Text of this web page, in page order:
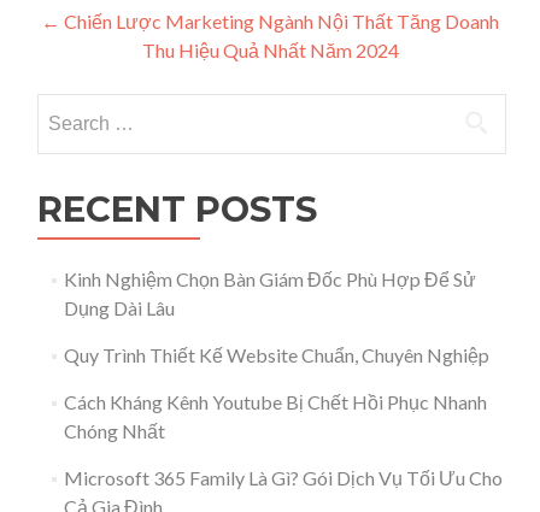
Post navigation
← Chiến Lược Marketing Ngành Nội Thất Tăng Doanh
Thu Hiệu Quả Nhất Năm 2024
RECENT POSTS
Kinh Nghiệm Chọn Bàn Giám Đốc Phù Hợp Để Sử
Dụng Dài Lâu
Quy Trình Thiết Kế Website Chuẩn, Chuyên Nghiệp
Cách Kháng Kênh Youtube Bị Chết Hồi Phục Nhanh
Chóng Nhất
Microsoft 365 Family Là Gì? Gói Dịch Vụ Tối Ưu Cho
Cả Gia Đình